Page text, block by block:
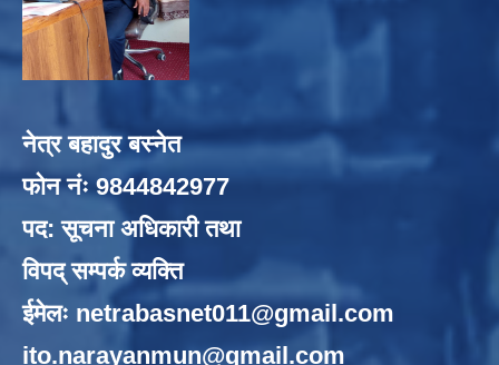
नेत्र बहादुर बस्नेत
फोन नंः 9844842977
पद: सूचना अधिकारी तथा
विपद् सम्पर्क व्यक्ति
ईमेलः netrabasnet011@gmail.com
ito.narayanmun@gmail.com